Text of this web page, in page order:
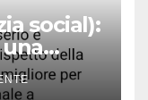
social):
Ma